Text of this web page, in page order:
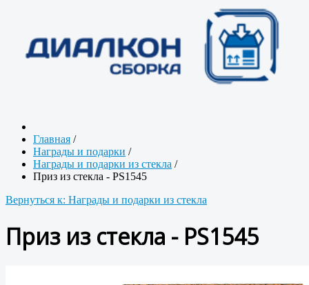
Главная /
Награды и подарки /
Награды и подарки из стекла /
Приз из стекла - PS1545
Вернуться к: Награды и подарки из стекла
Приз из стекла - PS1545